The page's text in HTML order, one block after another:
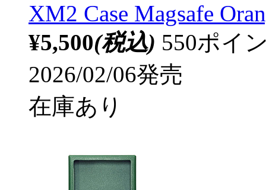
XM2 Case Magsafe
¥5,500(税込) 550ポイ
2026/02/06発売
在庫あり